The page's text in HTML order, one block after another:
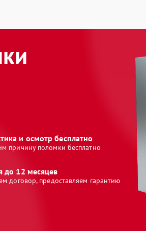
и осмотр бесплатно
причину поломки бесплатно
до 12 месяцев
договор, предоставляем гарантию